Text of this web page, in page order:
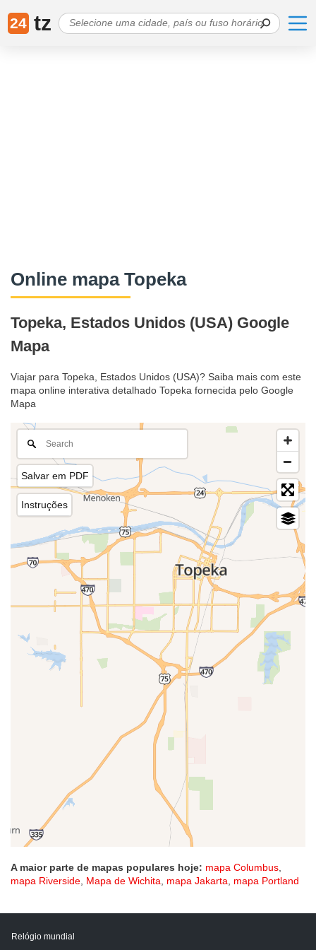
24 tz
Online mapa Topeka
Topeka, Estados Unidos (USA) Google
Mapa
Viajar para Topeka, Estados Unidos (USA)? Saiba mais com este
mapa online interativa detalhado Topeka fornecida pelo Google
Mapa
Salvar em PDF
Instruções
A maior parte de mapas populares hoje: mapa Columbus,
mapa Riverside, Mapa de Wichita, mapa Jakarta, mapa Portland
Relógio mundial